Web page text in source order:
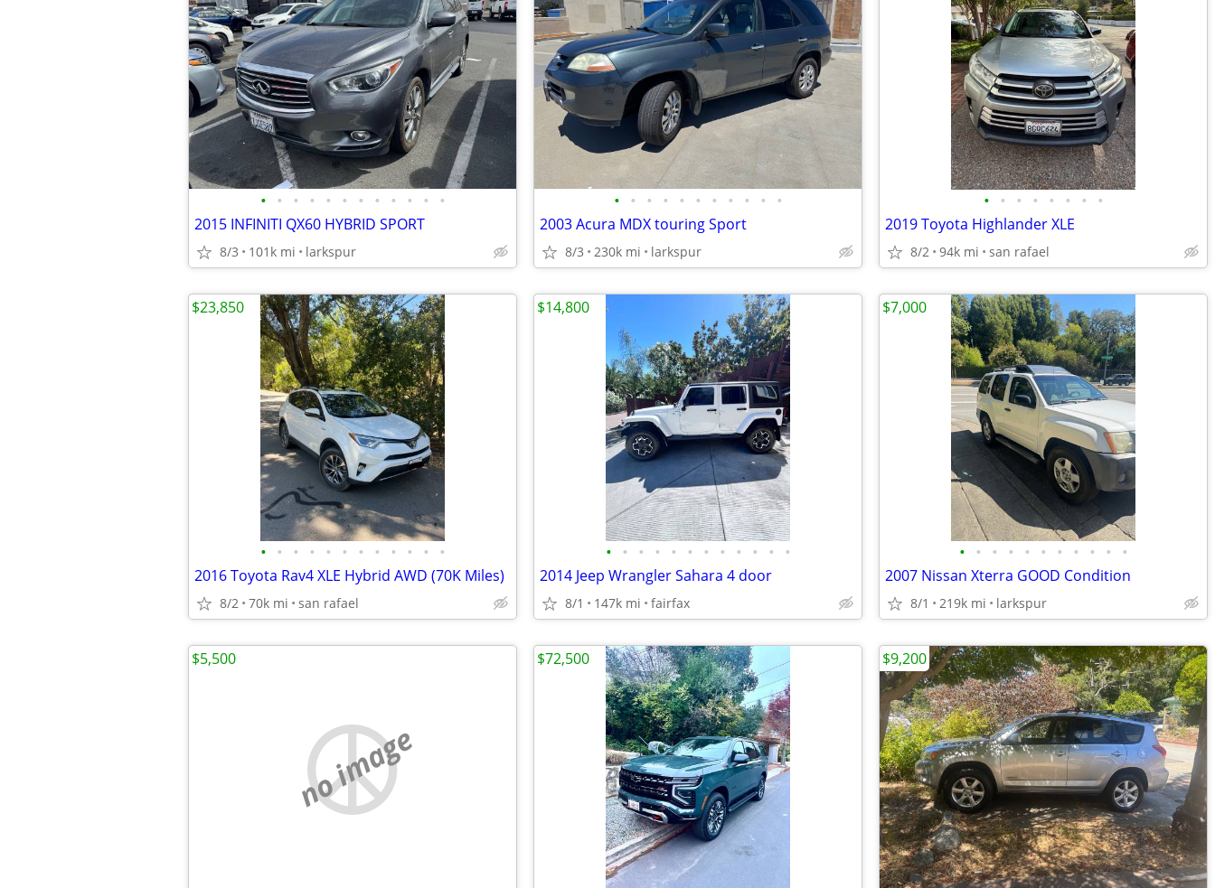
• • • • • • • • • • • •
2015 INFINITI QX60 HYBRID SPORT
8/3 101k mi larkspur
• • • • • • • • • • •
2003 Acura MDX touring Sport
8/3 230k mi larkspur
• • • • • • • •
2019 Toyota Highlander XLE
8/2 94k mi san rafael
• • • • • • • • • • • •
2016 Toyota Rav4 XLE Hybrid AWD (70K Miles)
8/2 70k mi san rafael
$23,850
• • • • • • • • • • • •
2014 Jeep Wrangler Sahara 4 door
8/1 147k mi fairfax
$14,800
• • • • • • • • • • •
2007 Nissan Xterra GOOD Condition
8/1 219k mi larkspur
$7,000
no image
$5,500 $72,500 $9,200